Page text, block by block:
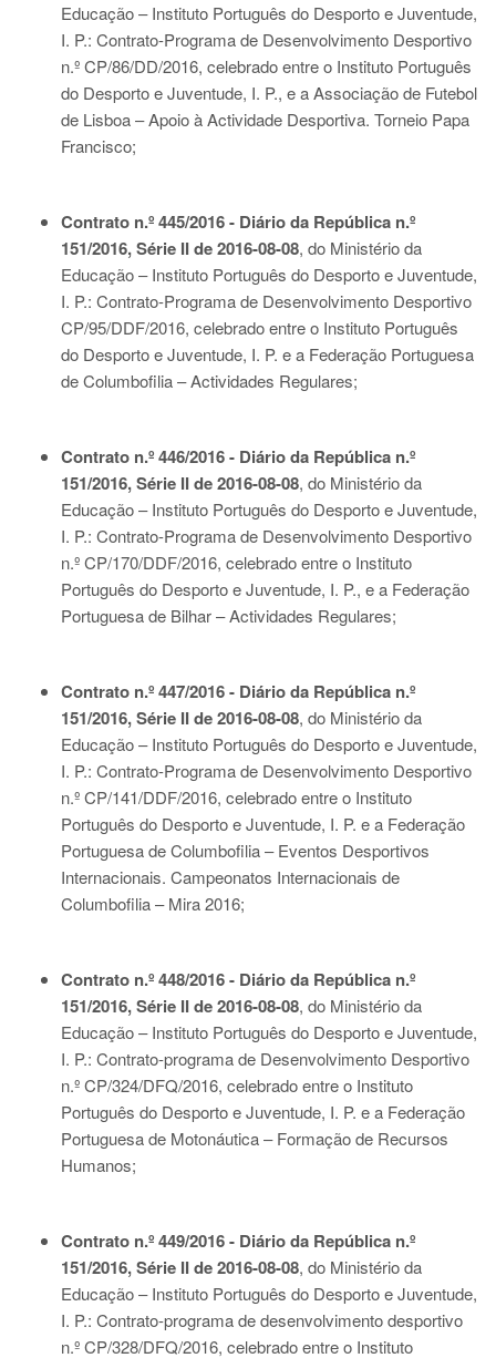
Educação – Instituto Português do Desporto e Juventude,
I. P.: Contrato-Programa de Desenvolvimento Desportivo
n.º CP/86/DD/2016, celebrado entre o Instituto Português
do Desporto e Juventude, I. P., e a Associação de Futebol
de Lisboa – Apoio à Actividade Desportiva. Torneio Papa
Francisco;
Contrato n.º 445/2016 - Diário da República n.º
151/2016, Série II de 2016-08-08, do Ministério da
Educação – Instituto Português do Desporto e Juventude,
I. P.: Contrato-Programa de Desenvolvimento Desportivo
CP/95/DDF/2016, celebrado entre o Instituto Português
do Desporto e Juventude, I. P. e a Federação Portuguesa
de Columbofilia – Actividades Regulares;
Contrato n.º 446/2016 - Diário da República n.º
151/2016, Série II de 2016-08-08, do Ministério da
Educação – Instituto Português do Desporto e Juventude,
I. P.: Contrato-Programa de Desenvolvimento Desportivo
n.º CP/170/DDF/2016, celebrado entre o Instituto
Português do Desporto e Juventude, I. P., e a Federação
Portuguesa de Bilhar – Actividades Regulares;
Contrato n.º 447/2016 - Diário da República n.º
151/2016, Série II de 2016-08-08, do Ministério da
Educação – Instituto Português do Desporto e Juventude,
I. P.: Contrato-Programa de Desenvolvimento Desportivo
n.º CP/141/DDF/2016, celebrado entre o Instituto
Português do Desporto e Juventude, I. P. e a Federação
Portuguesa de Columbofilia – Eventos Desportivos
Internacionais. Campeonatos Internacionais de
Columbofilia – Mira 2016;
Contrato n.º 448/2016 - Diário da República n.º
151/2016, Série II de 2016-08-08, do Ministério da
Educação – Instituto Português do Desporto e Juventude,
I. P.: Contrato-programa de Desenvolvimento Desportivo
n.º CP/324/DFQ/2016, celebrado entre o Instituto
Português do Desporto e Juventude, I. P. e a Federação
Portuguesa de Motonáutica – Formação de Recursos
Humanos;
Contrato n.º 449/2016 - Diário da República n.º
151/2016, Série II de 2016-08-08, do Ministério da
Educação – Instituto Português do Desporto e Juventude,
I. P.: Contrato-programa de desenvolvimento desportivo
n.º CP/328/DFQ/2016, celebrado entre o Instituto